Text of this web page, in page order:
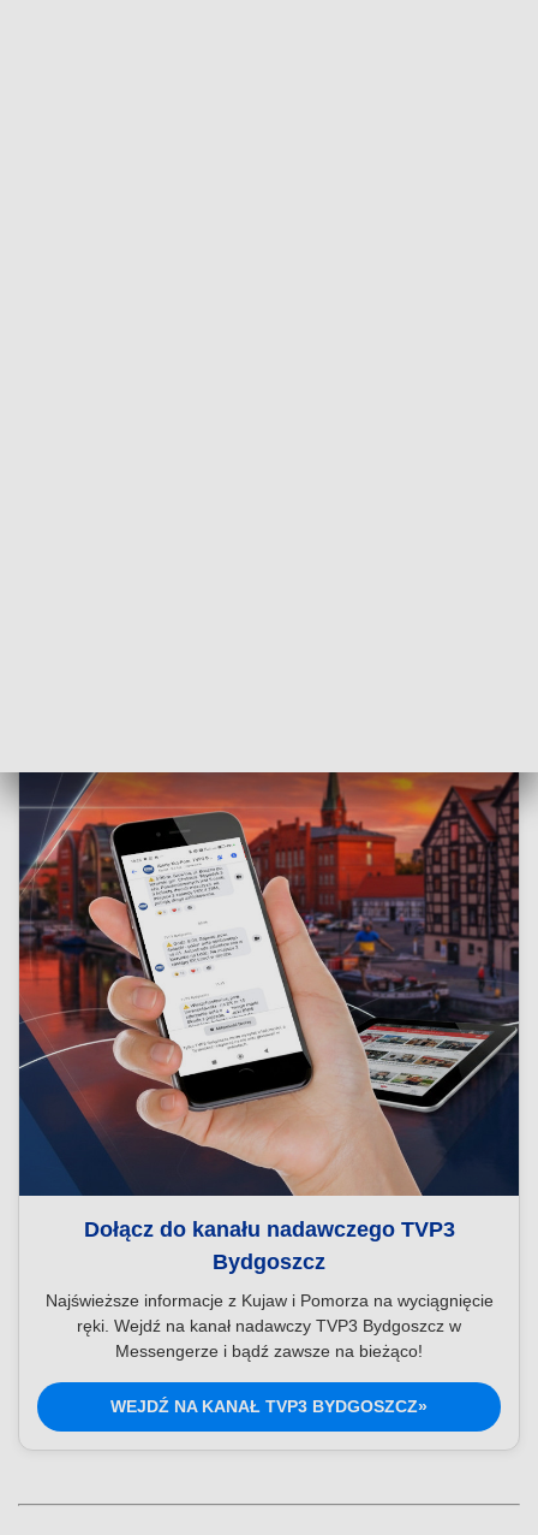
Dołącz do kanału nadawczego TVP3
Bydgoszcz
Najświeższe informacje z Kujaw i Pomorza na wyciągnięcie
ręki. Wejdź na kanał nadawczy TVP3 Bydgoszcz w
Messengerze i bądź zawsze na bieżąco!
WEJDŹ NA KANAŁ TVP3 BYDGOSZCZ»